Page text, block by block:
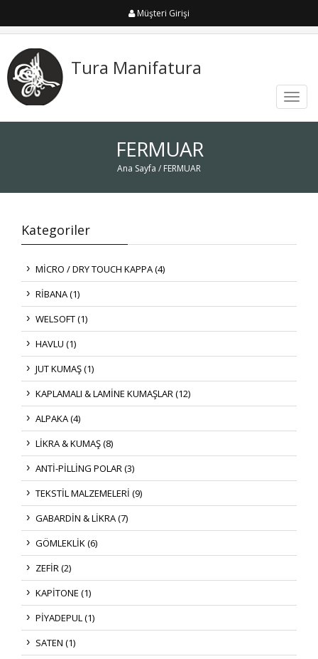
Müşteri Girişi
Tura Manifatura
FERMUAR
Ana Sayfa / FERMUAR
Kategoriler
MİCRO / DRY TOUCH KAPPA (4)
RİBANA (1)
WELSOFT (1)
HAVLU (1)
JUT KUMAŞ (1)
KAPLAMALI & LAMİNE KUMAŞLAR (12)
ALPAKA (4)
LİKRA & KUMAŞ (8)
ANTİ-PİLLİNG POLAR (3)
TEKSTİL MALZEMELERİ (9)
GABARDİN & LİKRA (7)
GÖMLEKLİK (6)
ZEFİR (2)
KAPİTONE (1)
PİYADEPUL (1)
SATEN (1)